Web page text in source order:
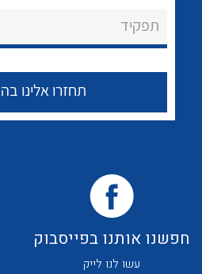
צור קשר
לכל מוצרי היצרן
תפקיד
חפשנו אותנו בפייסבוק
עשו לנו לייק